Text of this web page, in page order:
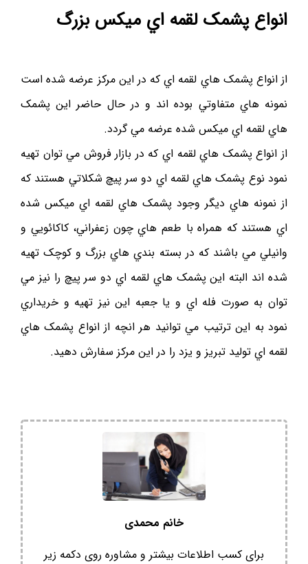
انواع پشمک لقمه اي ميکس بزرگ
از انواع پشمک هاي لقمه اي که در اين مرکز عرضه شده است
نمونه هاي متفاوتي بوده اند و در حال حاضر اين پشمک
هاي لقمه اي ميکس شده عرضه مي گردد.
از انواع پشمک هاي لقمه اي که در بازار فروش مي توان تهيه
نمود نوع پشمک هاي لقمه اي دو سر پيچ شکلاتي هستند که
از نمونه هاي ديگر وجود پشمک هاي لقمه اي ميکس شده
اي هستند که همراه با طعم هاي چون زعفراني، کاکائويي و
وانيلي مي باشند که در بسته بندي هاي بزرگ و کوچک تهيه
شده اند البته اين پشمک هاي لقمه اي دو سر پيچ را نيز مي
توان به صورت فله اي و يا جعبه اين نيز تهيه و خريداري
نمود به اين ترتيب مي توانيد هر انچه از انواع پشمک هاي
لقمه اي توليد تبريز و يزد را در اين مرکز سفارش دهيد.
خانم محمدی
برای کسب اطلاعات بیشتر و مشاوره روی دکمه زیر